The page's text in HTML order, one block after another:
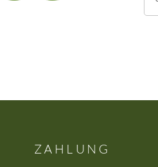
ZAHLUNG